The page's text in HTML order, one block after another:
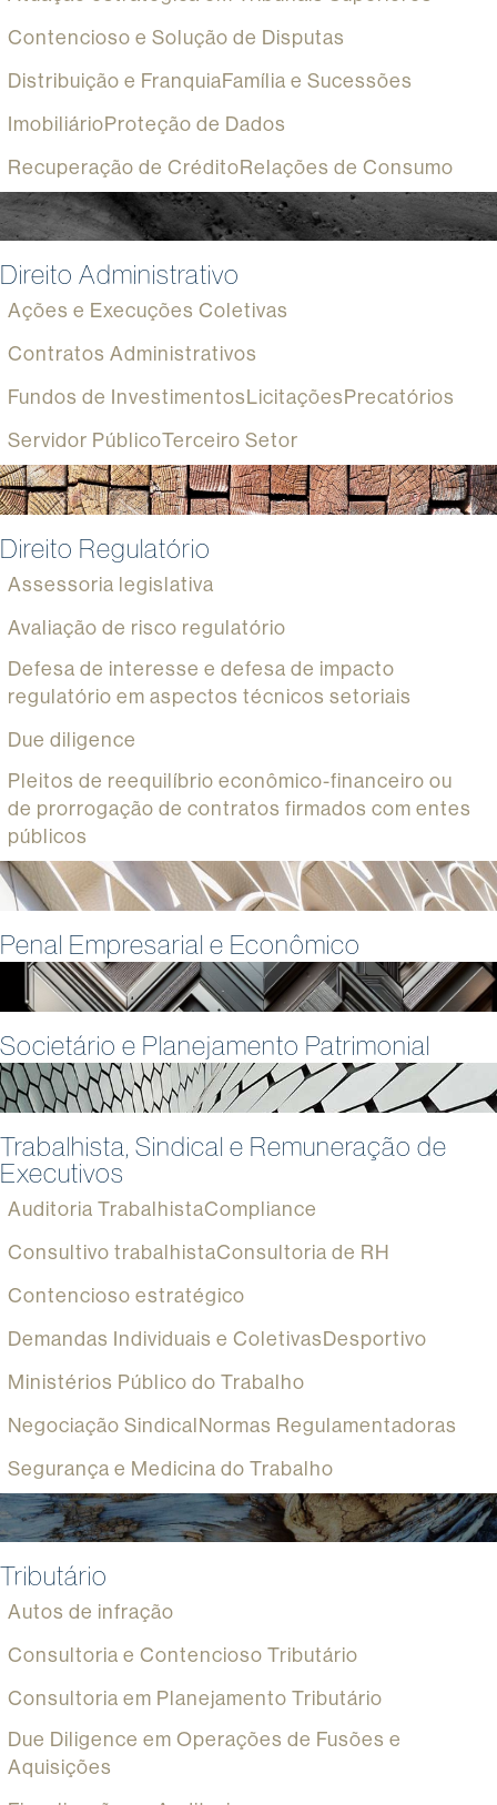
Contencioso e Solução de Disputas
Distribuição e FranquiaFamília e Sucessões
ImobiliárioProteção de Dados
Recuperação de CréditoRelações de Consumo
Direito Administrativo
Ações e Execuções Coletivas
Contratos Administrativos
Fundos de InvestimentosLicitaçõesPrecatórios
Servidor PúblicoTerceiro Setor
Direito Regulatório
Assessoria legislativa
Avaliação de risco regulatório
Defesa de interesse e defesa de impacto
regulatório em aspectos técnicos setoriais
Due diligence
Pleitos de reequilíbrio econômico-financeiro ou
de prorrogação de contratos firmados com entes
públicos
Penal Empresarial e Econômico
Societário e Planejamento Patrimonial
Trabalhista, Sindical e Remuneração de
Executivos
Auditoria TrabalhistaCompliance
Consultivo trabalhistaConsultoria de RH
Contencioso estratégico
Demandas Individuais e ColetivasDesportivo
Ministérios Público do Trabalho
Negociação SindicalNormas Regulamentadoras
Segurança e Medicina do Trabalho
Tributário
Autos de infração
Consultoria e Contencioso Tributário
Consultoria em Planejamento Tributário
Due Diligence em Operações de Fusões e
Aquisições